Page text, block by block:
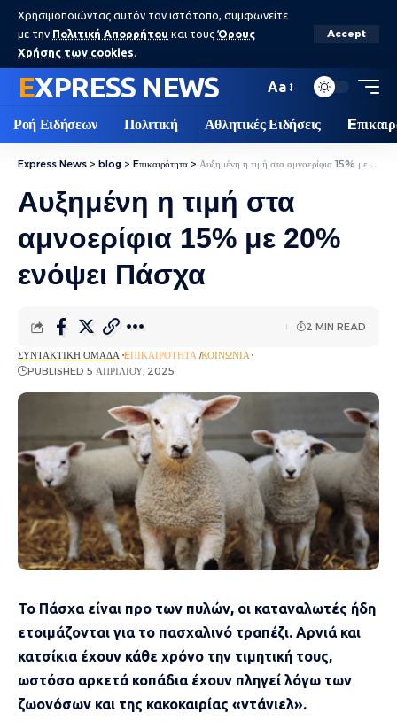
Χρησιμοποιώντας αυτόν τον ιστότοπο, συμφωνείτε
με την Πολιτική Απορρήτου και τους Όρους
Χρήσης των cookies.
Accept
EXPRESS NEWS Aa
Ροή Ειδήσεων Πολιτική Αθλητικές Ειδήσεις
Express News > blog > Eπικαιρότητα > Αυξημένη η τιμή στα αμνοερίφια 15% με 20% ενόψει Πάσχα
Αυξημένη η τιμή στα
αμνοερίφια 15% με 20%
ενόψει Πάσχα
ΣΥΝΤΑΚΤΙΚΉ ΟΜΆΔΑ EΠΙΚΑΙΡΌΤΗΤΑ ΚΟΙΝΩΝΊΑ
PUBLISHED 5 ΑΠΡΙΛΊΟΥ, 2025
2 MIN READ
Το Πάσχα είναι προ των πυλών, οι καταναλωτές ήδη
ετοιμάζονται για το πασχαλινό τραπέζι. Αρνιά και
κατσίκια έχουν κάθε χρόνο την τιμητική τους,
ωστόσο αρκετά κοπάδια έχουν πληγεί λόγω των
ζωονόσων και της κακοκαιρίας «ντάνιελ».